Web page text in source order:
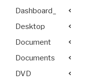
Dashboard_
Desktop
Document
Documents
DVD